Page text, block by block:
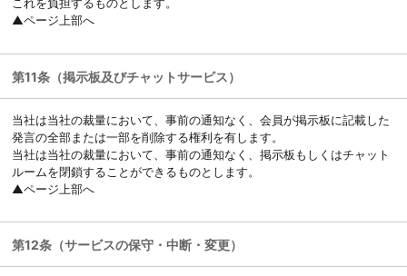
これを負担するものとします。
▲ページ上部へ
第11条（掲示板及びチャットサービス）
当社は当社の裁量において、事前の通知なく、会員が掲示板に記載した
発言の全部または一部を削除する権利を有します。
当社は当社の裁量において、事前の通知なく、掲示板もしくはチャット
ルームを閉鎖することができるものとします。
▲ページ上部へ
第12条（サービスの保守・中断・変更）